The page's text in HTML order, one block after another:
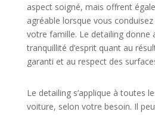
aspect soigné, mais offrent
agréable lorsque vous
votre famille. Le detailing donne
tranquillité d’esprit quant au
garanti et au respect des
Le detailing s’applique à toutes
voiture, selon votre besoin. Il